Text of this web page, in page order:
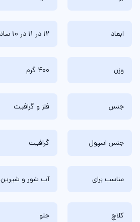
ابعاد 12 در 11 در 10 سانتی‌متر
وزن 400 گرم
جنس فلز و گرافیت
جنس اسپول گرافیت
مناسب برای آب شور و شیرین
کلاچ جلو